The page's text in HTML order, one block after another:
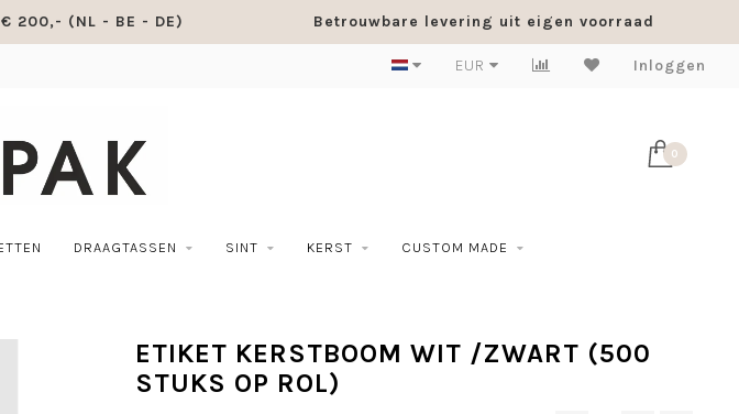
200,- (NL - BE - DE) Betrouwbare levering uit eigen voorraad
EUR Inloggen
0
DRAAGTASSEN SINT KERST CUSTOM MADE
ETIKET KERSTBOOM WIT /ZWART (500
STUKS OP ROL)